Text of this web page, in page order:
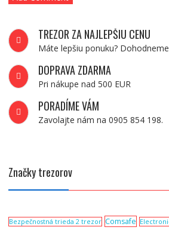
TREZOR ZA NAJLEPŠIU CENU
Máte lepšiu ponuku?
DOPRAVA ZDARMA
Pri nákupe nad 500 EUR
PORADÍME VÁM
Zavolajte nám na 0905 854 198.
Značky trezorov
Bezpečnostná trieda 2 trezor Comsafe